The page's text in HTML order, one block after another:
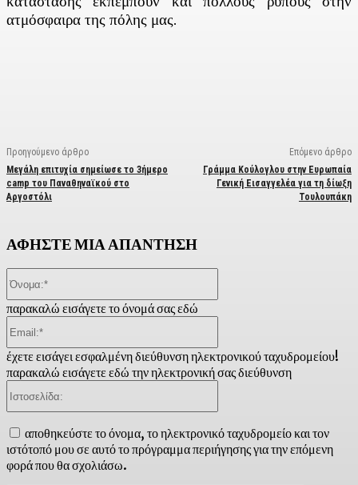
ατμόσφαιρα της πόλης μας.
Προηγούμενο άρθρο
Μεγάλη επιτυχία σημείωσε το 3ήμερο
camp του Παναθηναϊκού στο
Αργοστόλι
Επόμενο άρθρο
Γράμμα Κούλογλου στην Ευρωπαία
Γενική Εισαγγελέα για τη δίωξη
Τουλουπάκη
ΑΦΗΣΤΕ ΜΙΑ ΑΠΑΝΤΗΣΗ
παρακαλώ εισάγετε το όνομά σας εδώ
έχετε εισάγει εσφαλμένη διεύθυνση ηλεκτρονικού ταχυδρομείου!
παρακαλώ εισάγετε εδώ την ηλεκτρονική σας διεύθυνση
αποθηκεύστε το όνομα, το ηλεκτρονικό ταχυδρομείο και τον
ιστότοπό μου σε αυτό το πρόγραμμα περιήγησης για την επόμενη
φορά που θα σχολιάσω.